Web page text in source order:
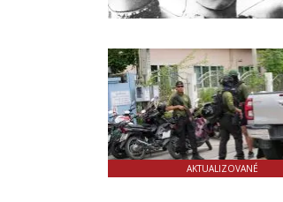
AKTUALIZOVANÉ